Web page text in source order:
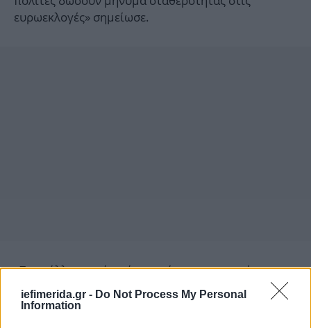
iefimerida.gr - Do Not Process My Personal
Information
ευρωεκλογές» σημείωσε.
«Στην άλλη μεριά υπάρχει μόνο μια εμμονή, να
πέσει ο Μητσοτάκης» είπε ο πρωθυπουργός,
αναφερόμενος στην αντιπολίτευση. «Αυτό δεν